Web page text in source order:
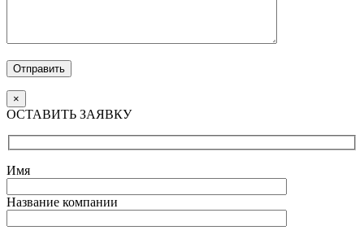
Отправить
×
ОСТАВИТЬ ЗАЯВКУ
Имя
Название компании